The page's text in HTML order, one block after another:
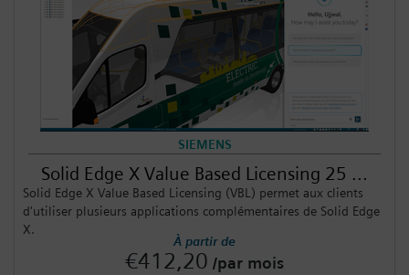
SIEMENS
Solid Edge X Value Based Licensing 25 ...
Solid Edge X Value Based Licensing (VBL) permet aux clients
d'utiliser plusieurs applications complémentaires de Solid Edge
X.
À partir de
€412,20 /par mois